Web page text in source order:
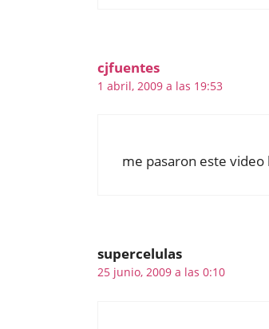
cjfuentes
1 abril, 2009 a las 19:53
me pasaron este
supercelulas
25 junio, 2009 a las 0:10